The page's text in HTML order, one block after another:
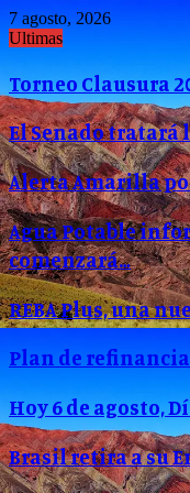
7 agosto, 2026
Ultimas
Torneo Clausura
El Senado
Alerta Amarilla
Agua Potable
comenzará…
REBA Plus, una
Plan de
Hoy 6 de agosto,
Brasil retira a su